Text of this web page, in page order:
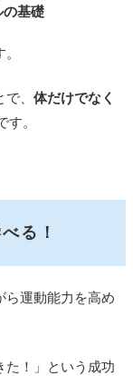
の基礎
、 体だけでなく
す。
る！
ら運動能力を高め
た！」という成功